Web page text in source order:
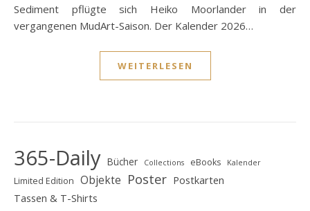
Sediment pflügte sich Heiko Moorlander in der
vergangenen MudArt-Saison. Der Kalender 2026…
WEITERLESEN
365-Daily Bücher Collections eBooks Kalender
Limited Edition Objekte Poster Postkarten
Tassen & T-Shirts